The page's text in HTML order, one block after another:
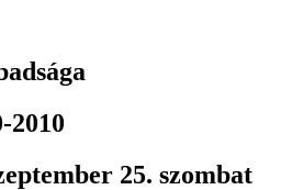
2010
25. szombat